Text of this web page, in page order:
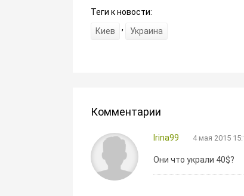
Теги к новости:
Киев
, Украина
Комментарии
Irina99 4 мая 2015
Они что украли 40$?